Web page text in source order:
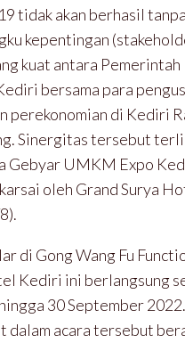
tidak akan berhasil
kepentingan
kuat antara
bersama para
perekonomian di Kediri
Sinergitas tersebut
Gebyar UMKM Expo
oleh Grand Surya
di Gong Wang Fu
Kediri ini berlangsung
30 September
dalam acara tersebut